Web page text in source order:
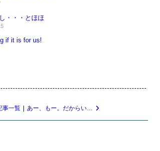
・・・とほほ
if it is for us!
事一覧 あー、もー。だからいったじゃん！